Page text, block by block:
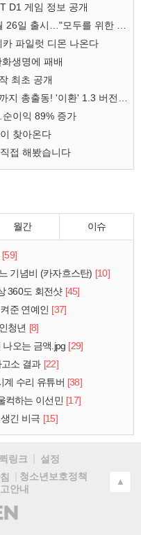
D1 게임 정보 공개
파일럿 디몬 나온다
생명에 패배
최초 공개
이익 89% 증가
찾아온다
접 해봤습니다
월간 이슈
[59]
기념비 (카자흐스탄) [10]
360도 회전샷 [45]
준 연예인 [37]
청년 [8]
오는 금액.jpg [29]
소 결과 [22]
계 수리 유튜버 [38]
컥하는 이선민 [17]
긴 비극 [15]
퀵링크
설정
청소년보호정책
안내
▲